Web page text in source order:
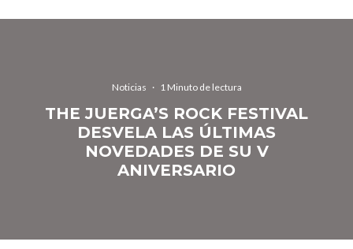
Noticias · 1 Minuto de lectura
THE JUERGA’S ROCK FESTIVAL
DESVELA LAS ÚLTIMAS
NOVEDADES DE SU V
ANIVERSARIO